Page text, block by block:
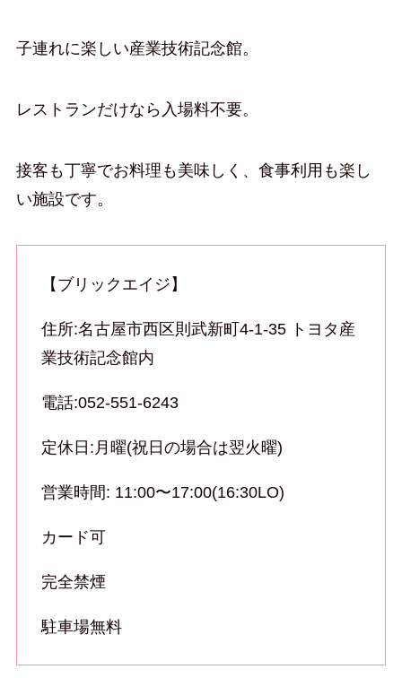
子連れに楽しい産業技術記念館。
レストランだけなら入場料不要。
接客も丁寧でお料理も美味しく、食事利用も楽し
い施設です。
【ブリックエイジ】
住所:名古屋市西区則武新町4-1-35 トヨタ産
業技術記念館内
電話:052-551-6243
定休日:月曜(祝日の場合は翌火曜)
営業時間: 11:00〜17:00(16:30LO)
カード可
完全禁煙
駐車場無料